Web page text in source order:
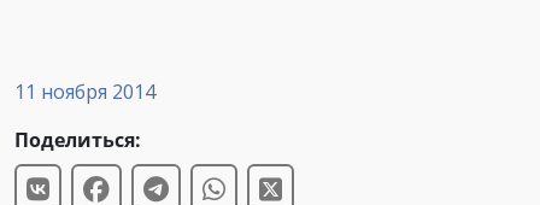
11 ноября 2014
Поделиться: